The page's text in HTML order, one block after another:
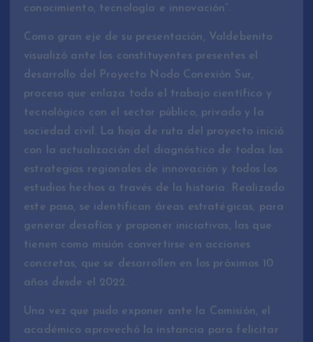
conocimiento, tecnología e innovación”.
Como gran eje de su presentación, Valdebenito
visualizó ante los constituyentes presentes el
desarrollo del Proyecto Nodo Conexión Sur,
proceso que enlaza todo el trabajo científico y
tecnológico con el sector público, privado y la
sociedad civil. La hoja de ruta del proyecto inició
con la actualización del diagnóstico de todas las
estrategias regionales de innovación y todos los
estudios hechos a través de la historia. Realizado
este paso, se identifican áreas estratégicas, para
generar desafíos y proponer iniciativas, las que
tienen como misión convertirse en acciones
concretas, que se desarrollen en los próximos 10
años desde el 2022.
Una vez que pudo exponer ante la Comisión, el
académico aprovechó la instancia para felicitar